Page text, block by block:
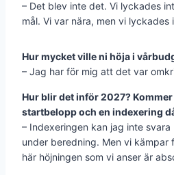
– Det blev inte det. Vi lyckades
mål. Vi var nära, men vi lyckades
Hur mycket ville ni höja i
– Jag har för mig att det var
Hur blir det inför 2027?
startbelopp och en indexering
– Indexeringen kan jag inte
under beredning. Men vi
här höjningen som vi anser är